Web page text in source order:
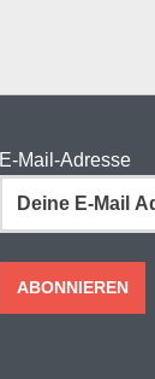
E-Mail-Adresse